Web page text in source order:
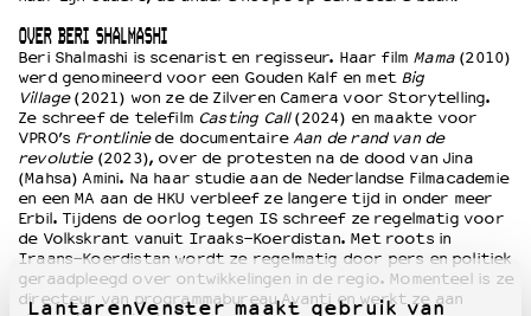
LantarenVenster maakt gebruik van
OVER BERI SHALMASHI
Beri Shalmashi is scenarist en regisseur. Haar film Mama(2010)
werd genomineerd voor een Gouden Kalf en met Big
Village(2021) won ze de Zilveren Camera voor Storytelling.
Ze schreef de telefilm Casting Call(2024) en maakte voor
VPRO’s Frontliniede documentaireAan de rand van de
revolutie(2023), over de protesten na de dood van Jina
(Mahsa) Amini. Na haar studie aan de Nederlandse Filmacademie
en een MA aan de HKU verbleef ze langere tijd in onder meer
Erbil. Tijdens de oorlog tegen IS schreef ze regelmatig voor
de Volkskrant vanuit Iraaks-Koerdistan. Met roots in
Iraans-Koerdistan wordt ze regelmatig door pers en politiek
geraadpleegd over ontwikkelingen in de regio. Momenteel is ze
directeur van programmabureau Avanti en werkt ze aan